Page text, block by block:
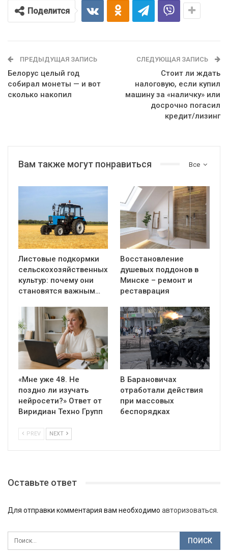
Поделится
ПРЕДЫДУЩАЯ ЗАПИСЬ
Белорус целый год
собирал монеты — и вот
сколько накопил
СЛЕДУЮЩАЯ ЗАПИСЬ
Стоит ли ждать
налоговую, если купил
машину за «наличку» или
досрочно погасил
кредит/лизинг
Все
Вам также могут понравиться
Листовые подкормки
сельскохозяйственных
культур: почему они
становятся важным…
Восстановление
душевых поддонов в
Минске – ремонт и
реставрация
«Мне уже 48. Не
поздно ли изучать
нейросети?» Ответ от
Виридиан Техно Групп
В Барановичах
отработали действия
при массовых
беспорядках
PREV NEXT
Оставьте ответ
Для отправки комментария вам необходимо авторизоваться.